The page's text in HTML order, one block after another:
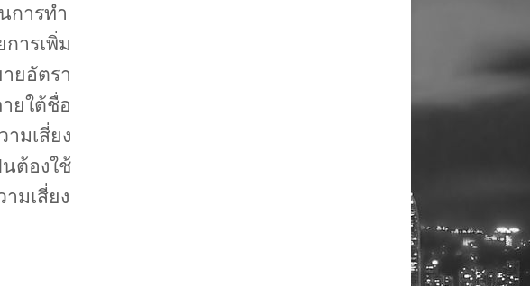
การทำ
ารเพิ่ม
ยอัตรา
ยใต้ชื่อ
ามเสี่ยง
ต้องใช้
มเสี่ยง